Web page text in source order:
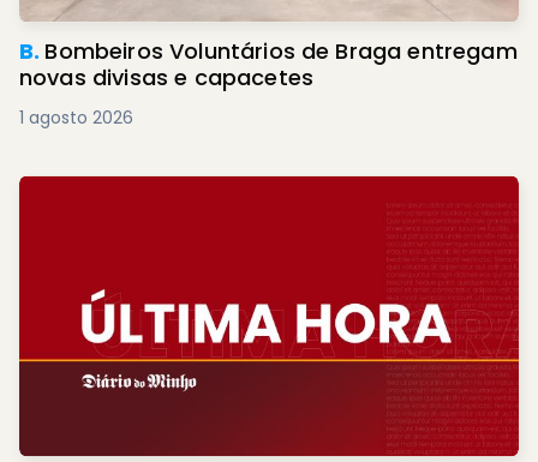
B. Bombeiros Voluntários de Braga entregam
novas divisas e capacetes
1 agosto 2026